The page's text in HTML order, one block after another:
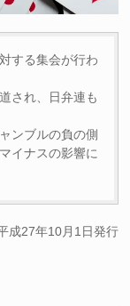
する集会が行わ
され、日弁連も
ンブルの負の側
イナスの影響に
27年10月1日発行